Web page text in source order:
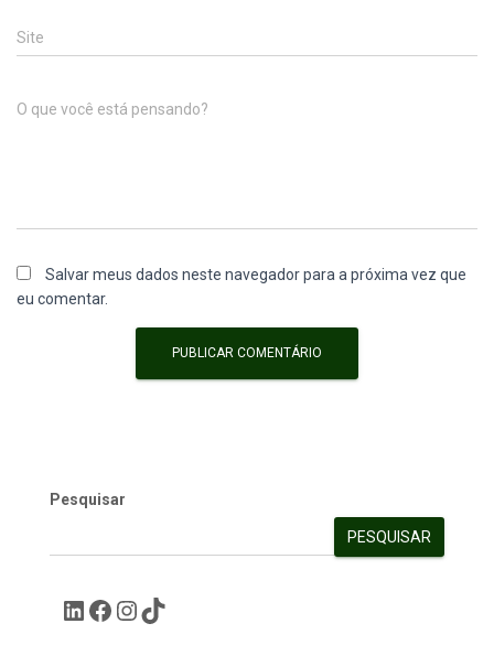
Site
O que você está pensando?
Salvar meus dados neste navegador para a próxima vez que
eu comentar.
Pesquisar
PESQUISAR